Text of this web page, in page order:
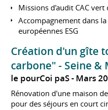
Missions d'audit CAC
Accompagnement dans
européennes ESG
Création d'un gîte
carbone" - Seine &
le pourCoi paS Mars
Rénovation d'une maison
pour des séjours en court